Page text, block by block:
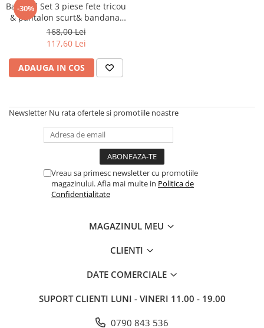
-30%
Babybol Set 3 piese fete tricou
& pantalon scurt& bandana,
navy
168,00 Lei
117,60 Lei
ADAUGA IN COS
Newsletter Nu rata ofertele si promotiile noastre
Vreau sa primesc newsletter cu promotiile
magazinului. Afla mai multe in Politica de
Confidentialitate
MAGAZINUL MEU
CLIENTI
DATE COMERCIALE
SUPORT CLIENTI LUNI - VINERI 11.00 - 19.00
0790 843 536